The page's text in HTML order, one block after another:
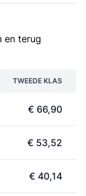
en terug
TWEEDE KLAS
€ 66,90
€ 53,52
€ 40,14